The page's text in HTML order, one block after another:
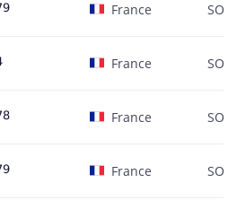
France
France
France
France